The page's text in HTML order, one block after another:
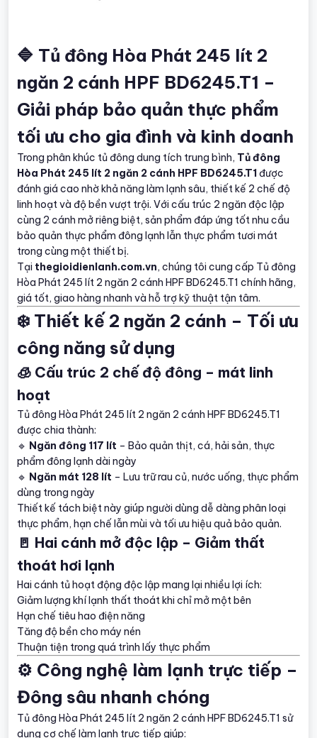
🔷 Tủ đông Hòa Phát 245 lít 2
ngăn 2 cánh HPF BD6245.T1 –
Giải pháp bảo quản thực phẩm
tối ưu cho gia đình và kinh doanh
Trong phân khúc tủ đông dung tích trung bình, Tủ đông
Hòa Phát 245 lít 2 ngăn 2 cánh HPF BD6245.T1được
đánh giá cao nhờ khả năng làm lạnh sâu, thiết kế 2 chế độ
linh hoạt và độ bền vượt trội. Với cấu trúc 2 ngăn độc lập
cùng 2 cánh mở riêng biệt, sản phẩm đáp ứng tốt nhu cầu
bảo quản thực phẩm đông lạnh lẫn thực phẩm tươi mát
trong cùng một thiết bị.
Tại thegioidienlanh.com.vn, chúng tôi cung cấp Tủ đông
Hòa Phát 245 lít 2 ngăn 2 cánh HPF BD6245.T1 chính hãng,
giá tốt, giao hàng nhanh và hỗ trợ kỹ thuật tận tâm.
❄️ Thiết kế 2 ngăn 2 cánh – Tối ưu
công năng sử dụng
🧊 Cấu trúc 2 chế độ đông – mát linh
hoạt
Tủ đông Hòa Phát 245 lít 2 ngăn 2 cánh HPF BD6245.T1
được chia thành:
🔹 Ngăn đông 117 lít – Bảo quản thịt, cá, hải sản, thực
phẩm đông lạnh dài ngày
🔹 Ngăn mát 128 lít – Lưu trữ rau củ, nước uống, thực phẩm
dùng trong ngày
Thiết kế tách biệt này giúp người dùng dễ dàng phân loại
thực phẩm, hạn chế lẫn mùi và tối ưu hiệu quả bảo quản.
🚪 Hai cánh mở độc lập – Giảm thất
thoát hơi lạnh
Hai cánh tủ hoạt động độc lập mang lại nhiều lợi ích:
Giảm lượng khí lạnh thất thoát khi chỉ mở một bên
Hạn chế tiêu hao điện năng
Tăng độ bền cho máy nén
Thuận tiện trong quá trình lấy thực phẩm
⚙️ Công nghệ làm lạnh trực tiếp –
Đông sâu nhanh chóng
Tủ đông Hòa Phát 245 lít 2 ngăn 2 cánh HPF BD6245.T1 sử
dụng cơ chế làm lạnh trực tiếp giúp: